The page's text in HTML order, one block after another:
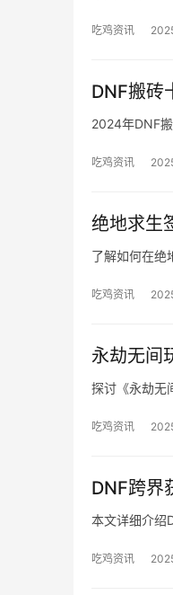
吃鸡资讯
DNF搬砖
2024年DNF
吃鸡资讯
绝地求生
了解如何在绝
吃鸡资讯
永劫无间
探讨《永劫无
吃鸡资讯
DNF跨界
本文详细介绍
吃鸡资讯